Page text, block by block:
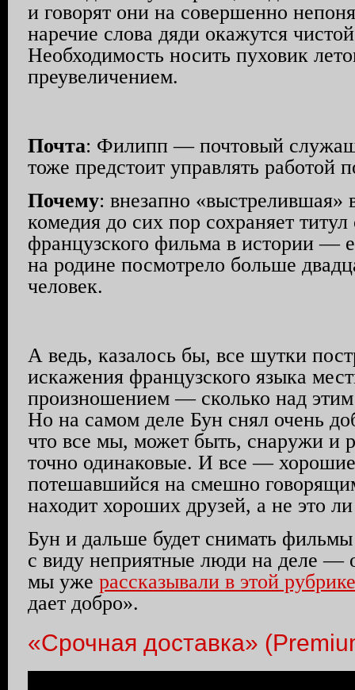
и говорят они на совершенно
наречие слова дяди окажутся
Необходимость носить пуховик
преувеличением.
Почта: Филипп — почтовый
тоже предстоит управлять работой
Почему: внезапно «выстрелившая»
комедия до сих пор сохраняет титул
французского фильма в истории —
на родине посмотрело больше
человек.
А ведь, казалось бы, все шутки
искажения французского языка
произношением — сколько над
Но на самом деле Бун снял очень
что все мы, может быть, снаружи и
точно одинаковые. И все —
потешавшийся на смешно
находит хороших друзей, а не это
Бун и дальше будет снимать
с виду неприятные люди на деле —
мы уже рассказывали в этой рубрике
дает добро».
«Срочная доставка»